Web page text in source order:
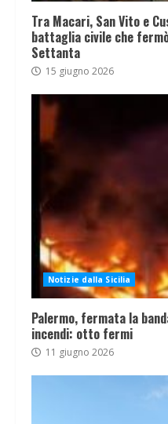
Tra Macari, San Vito e
battaglia civile che
Settanta
15 giugno 2026
Notizie dalla Sicilia
Palermo, fermata la
incendi: otto fermi
11 giugno 2026